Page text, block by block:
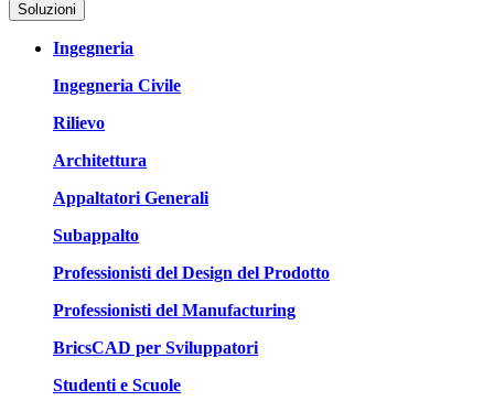
Soluzioni
Ingegneria
Ingegneria Civile
Rilievo
Architettura
Appaltatori Generali
Subappalto
Professionisti del Design del Prodotto
Professionisti del Manufacturing
BricsCAD per Sviluppatori
Studenti e Scuole